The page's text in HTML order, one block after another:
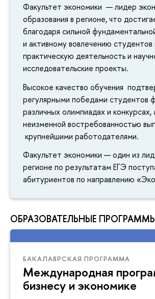
Факультет экономики — лидер
образования в регионе, что
благодаря сильной
и активному вовлечению студентов
практическую деятельность и
исследовательские проекты.
Высокое качество обучения
регулярными победами студентов
различных олимпиадах и конкурсах,
неизменной востребованностью
крупнейшими работодателями.
Факультет экономики — один из
регионе по результатам ЕГЭ
абитуриентов по направлению
ОБРАЗОВАТЕЛЬНЫЕ
БАКАЛАВРСКАЯ ПРОГРАММА
Международная
бизнесу и экономике